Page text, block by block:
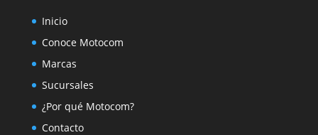
Inicio
Conoce Motocom
Marcas
Sucursales
¿Por qué Motocom?
Contacto